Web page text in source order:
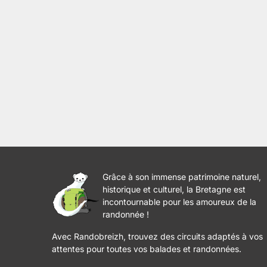
Grâce à son immense patrimoine naturel,
historique et culturel, la Bretagne est
incontournable pour les amoureux de la
randonnée !
Avec Randobreizh, trouvez des circuits adaptés à vos
attentes pour toutes vos balades et randonnées.